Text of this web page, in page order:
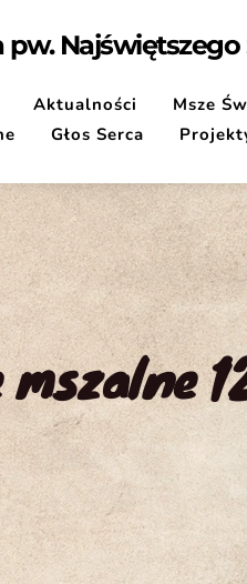
pw.
Aktualności Msze
Głos Serca